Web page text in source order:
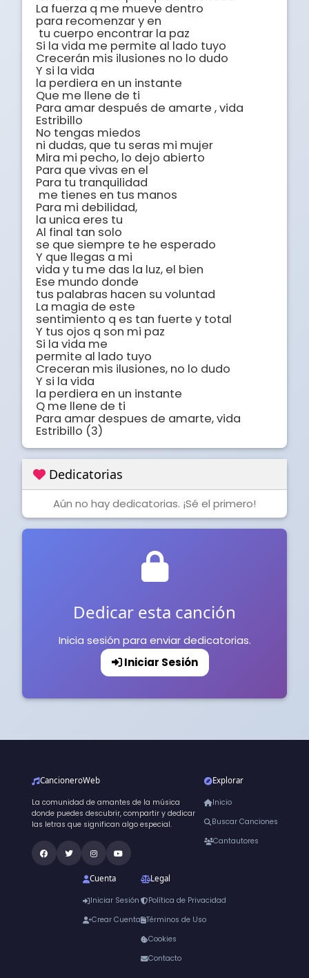
La fuerza q me mueve dentro
para recomenzar y en
Si la vida me permite al lado tuyo
Crecerán mis ilusiones no lo dudo
Y si la vida
la perdiera en un instante
Que me llene de ti
Para amar después de amarte , vida
Estribillo
No tengas miedos
ni dudas, que tu seras mi mujer
Mira mi pecho, lo dejo abierto
Para que vivas en el
Para tu tranquilidad
Para mi debilidad,
la unica eres tu
Al final tan solo
se que siempre te he esperado
Y que llegas a mi
vida y tu me das la luz, el bien
Ese mundo donde
tus palabras hacen su voluntad
La magia de este
sentimiento q es tan fuerte y total
Y tus ojos q son mi paz
Si la vida me
permite al lado tuyo
Creceran mis ilusiones, no lo dudo
Y si la vida
la perdiera en un instante
Q me llene de ti
Para amar despues de amarte, vida
Estribillo (3)
Dedicatorias
Aún no hay dedicatorias. ¡Sé el primero!
Dedicar esta canción
Inicia sesión para enviar dedicatorias.
Iniciar Sesión
CancioneroWeb
La comunidad de amantes de la música
donde puedes descubrir, compartir y dedicar
las letras que significan algo especial.
Explorar
Inicio
Buscar Canciones
Cantautores
Cuenta
Iniciar Sesión
Crear Cuenta
Legal
Política de Privacidad
Términos de Uso
Cookies
Contacto